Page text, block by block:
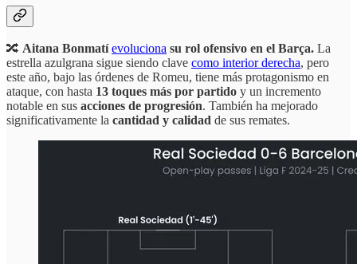
🔀 Aitana Bonmatíevoluciona su rol ofensivo en el Barça. La
estrella azulgrana sigue siendo clave como interior derecha, pero
este año, bajo las órdenes de Romeu, tiene más protagonismo en
ataque, con hasta 13 toques más por partido y un incremento
notable en sus acciones de progresión. También ha mejorado
significativamente la cantidad y calidad de sus remates.